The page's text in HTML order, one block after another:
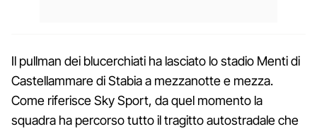
Il pullman dei blucerchiati ha lasciato lo stadio Menti di
Castellammare di Stabia a mezzanotte e mezza.
Come riferisce Sky Sport, da quel momento la
squadra ha percorso tutto il tragitto autostradale che